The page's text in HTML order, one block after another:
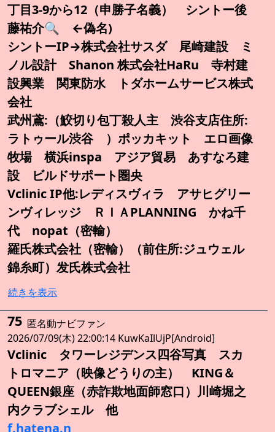
丁目3-9から12（申勝子名義） シントー後
藤祐介🔍️ ←偽名)
シントーIP→株式会社サスダ 尾崎建設 ミ
ノル設計 Shanon 株式会社HaRu 寺村建
設興業 関東防水 トダホームサービス株式
会社
武州鳶:（鮫切り包丁殺人主 渋谷支店住所:
ラトゥール渋谷 ）ポッカキット エロ画像
牧場 横浜inspa アジア貿易 あすなろ建
設 ビルドサポート圏央
Vclinic IP他:レディスヴィラ アサヒグリー
ンヴィレッジ ＲＩＡPLANNING かね千
代 nopat（密輸）
羅氏株式会社（密輸）（前住所:ジュウェル
錦糸町）发氏株式会社
続きを表示
75 匿名動ナビファン
2026/07/09(木) 22:00:14 KuwKaIlUjP[Android]
Vclinic タワーレジデンス四谷写真 スカ
トロマニア（映像どうりの主） KING＆
QUEEN銀座（赤詐欺地面師窓口）川崎堀之
内クラブシェル 他
f.hatena.n